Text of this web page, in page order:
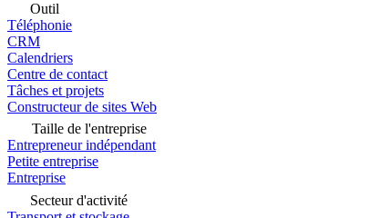
Outil
Téléphonie
CRM
Calendriers
Centre de contact
Tâches et projets
Constructeur de sites Web
Taille de l'entreprise
Entrepreneur indépendant
Petite entreprise
Entreprise
Secteur d'activité